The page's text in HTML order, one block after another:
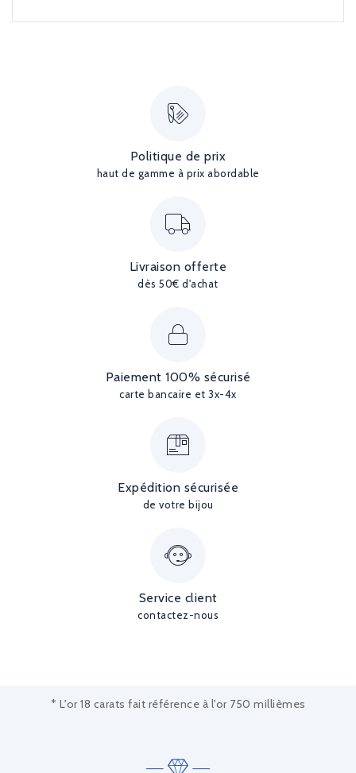
Politique de prix
haut de gamme à prix abordable
Livraison offerte
dès 50€ d'achat
Paiement 100% sécurisé
carte bancaire et 3x-4x
Expédition sécurisée
de votre bijou
Service client
contactez-nous
* L'or 18 carats fait référence à l'or 750 millièmes